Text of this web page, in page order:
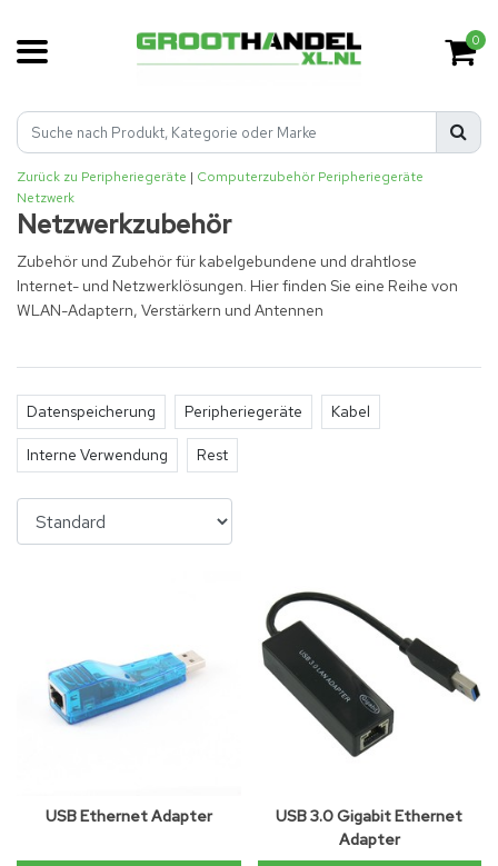
0
Zurück zu Peripheriegeräte | Computerzubehör Peripheriegeräte
Netzwerk
Netzwerkzubehör
Zubehör und Zubehör für kabelgebundene und drahtlose
Internet- und Netzwerklösungen. Hier finden Sie eine Reihe von
WLAN-Adaptern, Verstärkern und Antennen
Datenspeicherung Peripheriegeräte Kabel
Interne Verwendung Rest
USB Ethernet Adapter
USB 3.0 Gigabit Ethernet
Adapter